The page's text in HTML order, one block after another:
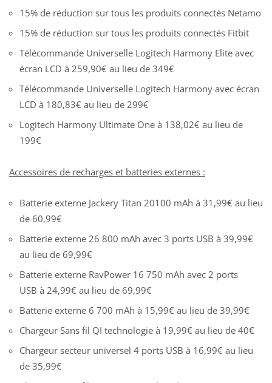
15% de réduction sur tous les produits connectés Netamo
15% de réduction sur tous les produits connectés Fitbit
Télécommande Universelle Logitech Harmony Elite avec
écran LCD à 259,90€ au lieu de 349€
Télécommande Universelle Logitech Harmony avec écran
LCD à 180,83€ au lieu de 299€
Logitech Harmony Ultimate One à 138,02€ au lieu de
199€
Accessoires de recharges et batteries externes :
Batterie externe Jackery Titan 20100 mAh à 31,99€ au lieu
de 60,99€
Batterie externe 26 800 mAh avec 3 ports USB à 39,99€
au lieu de 69,99€
Batterie externe RavPower 16 750 mAh avec 2 ports
USB à 24,99€ au lieu de 69,99€
Batterie externe 6 700 mAh à 15,99€ au lieu de 39,99€
Chargeur Sans fil QI technologie à 19,99€ au lieu de 40€
Chargeur secteur universel 4 ports USB à 16,99€ au lieu
de 35,99€